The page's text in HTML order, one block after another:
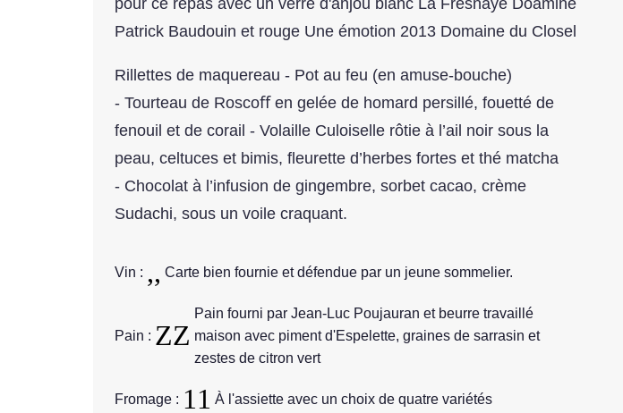
pour ce repas avec un verre d'anjou blanc La Fresnaye Doamine
Patrick Baudouin et rouge Une émotion 2013 Domaine du Closel
Rillettes de maquereau - Pot au feu (en amuse-bouche)
- Tourteau de Roscoﬀ en gelée de homard persillé, fouetté de
fenouil et de corail - Volaille Culoiselle rôtie à l’ail noir sous la
peau, celtuces et bimis, fleurette d’herbes fortes et thé matcha
- Chocolat à l’infusion de gingembre, sorbet cacao, crème
Sudachi, sous un voile craquant.
Vin : Carte bien fournie et défendue par un jeune sommelier.
Pain :
Pain fourni par Jean-Luc Poujauran et beurre travaillé
maison avec piment d'Espelette, graines de sarrasin et
zestes de citron vert
Fromage : À l'assiette avec un choix de quatre variétés